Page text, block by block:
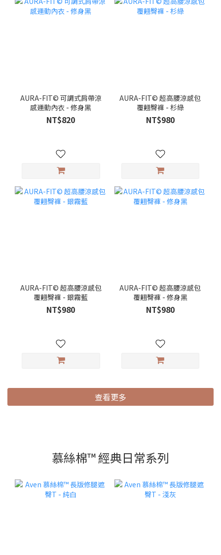
AURA-FIT© 可調式肩帶涼
感運動內衣 - 修身黑
NT$820
AURA-FIT© 超高腰涼感包
覆翹臀褲 - 杉綠
NT$980
AURA-FIT© 超高腰涼感包
覆翹臀褲 - 銀霧藍
NT$980
AURA-FIT© 超高腰涼感包
覆翹臀褲 - 修身黑
NT$980
查看更多
慕絲棉™ 經典日常系列